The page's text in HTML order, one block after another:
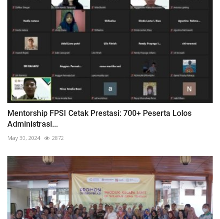
Mentorship FPSI Cetak Prestasi: 700+ Peserta Lolos
Administrasi...
May 30, 2024 2872